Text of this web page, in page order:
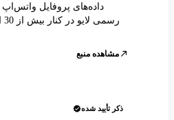
مشاهده منبع
ذکر تأیید شده